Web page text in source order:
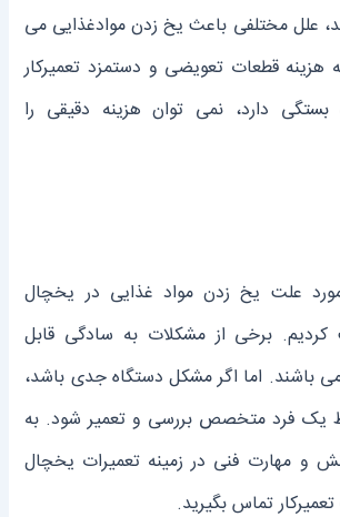
علل مختلفی باعث یخ زدن موادغذایی می
هزینه قطعات تعویضی و دستمزد تعمیرکار
دارد، نمی توان هزینه دقیقی را
علت یخ زدن مواد غذایی در یخچال
برخی از مشکلات به سادگی قابل
باشند. اما اگر مشکل دستگاه جدی باشد،
یک فرد متخصص بررسی و تعمیر شود. به
و مهارت فنی در زمینه تعمیرات یخچال
تماس بگیرید.